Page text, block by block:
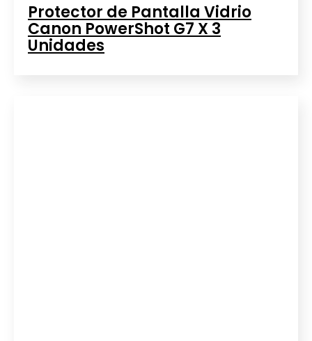
Protector de Pantalla Vidrio
Canon PowerShot G7 X 3
Unidades